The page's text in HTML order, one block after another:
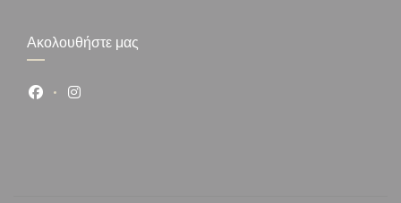
Ακολουθήστε μας
Facebook ((ανοίγει σε νέο παράθυρο))
Instagram ((ανοίγει σε νέο παράθυρο))